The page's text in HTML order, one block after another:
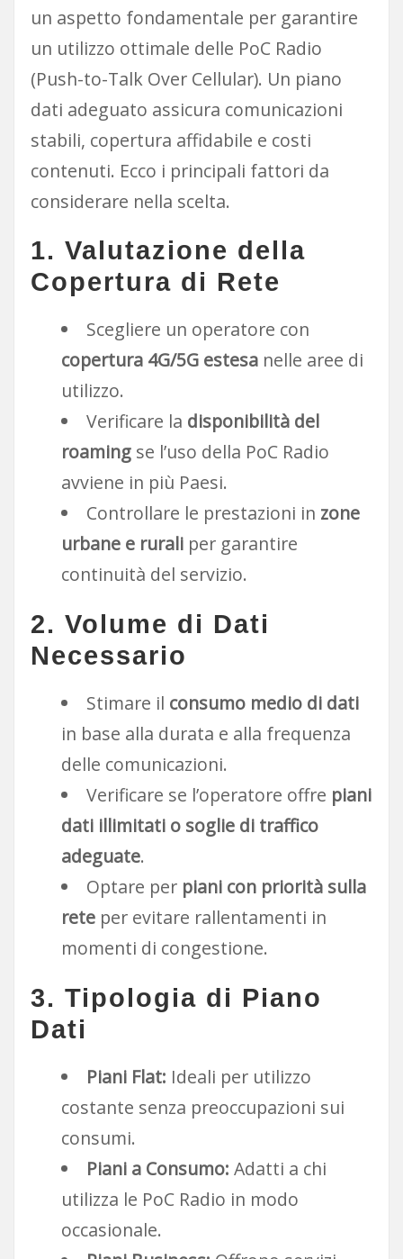
un aspetto fondamentale per garantire
un utilizzo ottimale delle PoC Radio
(Push-to-Talk Over Cellular). Un piano
dati adeguato assicura comunicazioni
stabili, copertura affidabile e costi
contenuti. Ecco i principali fattori da
considerare nella scelta.
1. Valutazione della
Copertura di Rete
Scegliere un operatore con
copertura 4G/5G estesa nelle aree di
utilizzo.
Verificare la disponibilità del
roaming se l’uso della PoC Radio
avviene in più Paesi.
Controllare le prestazioni in zone
urbane e rurali per garantire
continuità del servizio.
2. Volume di Dati
Necessario
Stimare il consumo medio di dati
in base alla durata e alla frequenza
delle comunicazioni.
Verificare se l’operatore offre piani
dati illimitati o soglie di traffico
adeguate.
Optare per piani con priorità sulla
rete per evitare rallentamenti in
momenti di congestione.
3. Tipologia di Piano
Dati
Piani Flat: Ideali per utilizzo
costante senza preoccupazioni sui
consumi.
Piani a Consumo: Adatti a chi
utilizza le PoC Radio in modo
occasionale.